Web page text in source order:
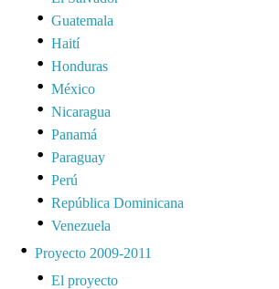
Guatemala
Haití
Honduras
México
Nicaragua
Panamá
Paraguay
Perú
República Dominicana
Venezuela
Proyecto 2009-2011
El proyecto